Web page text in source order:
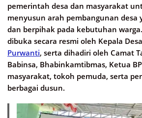
pemerintah desa dan masyarakat
menyusun arah pembangunan desa
dan berpihak pada kebutuhan
dibuka secara resmi oleh Kepala
Purwanti, serta dihadiri oleh Camat
Babinsa, Bhabinkamtibmas, Ketua
masyarakat, tokoh pemuda, serta
berbagai dusun.